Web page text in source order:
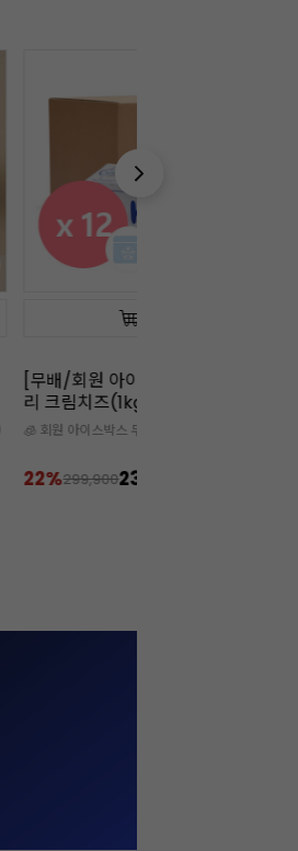
[무배/회원 아이스박스 무료]끼
리 크림치즈(1kgx12개)
🧊 회원 아이스박스 무상 증정 상품
22%299,900234,000원